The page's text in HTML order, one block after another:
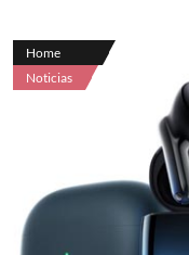
Home
Noticias